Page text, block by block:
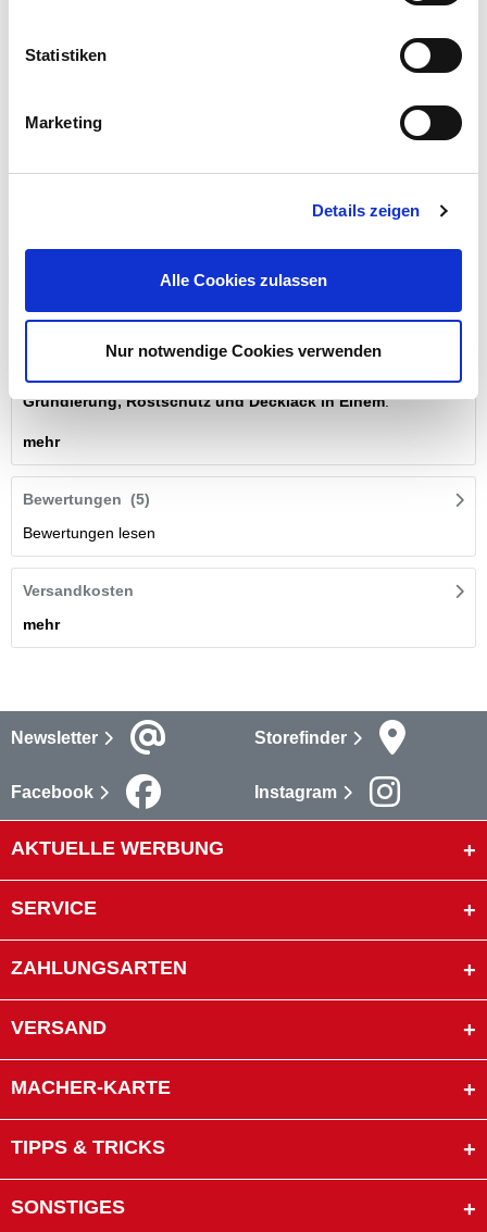
Statistiken
Marketing
Details zeigen
Alle Cookies zulassen
Nur notwendige Cookies verwenden
4,99 €
Beschreibung
Metallschutzlackvon DECOPRO vereint drei
Eigenschaften in einem Produkt. Der Rostschutzlack ist
Grundierung, Rostschutz und Decklack in Einem.
mehr
Bewertungen (5)
Bewertungen lesen
Versandkosten
mehr
Newsletter Storefinder
Facebook Instagram
AKTUELLE WERBUNG
SERVICE
ZAHLUNGSARTEN
VERSAND
MACHER-KARTE
TIPPS & TRICKS
SONSTIGES